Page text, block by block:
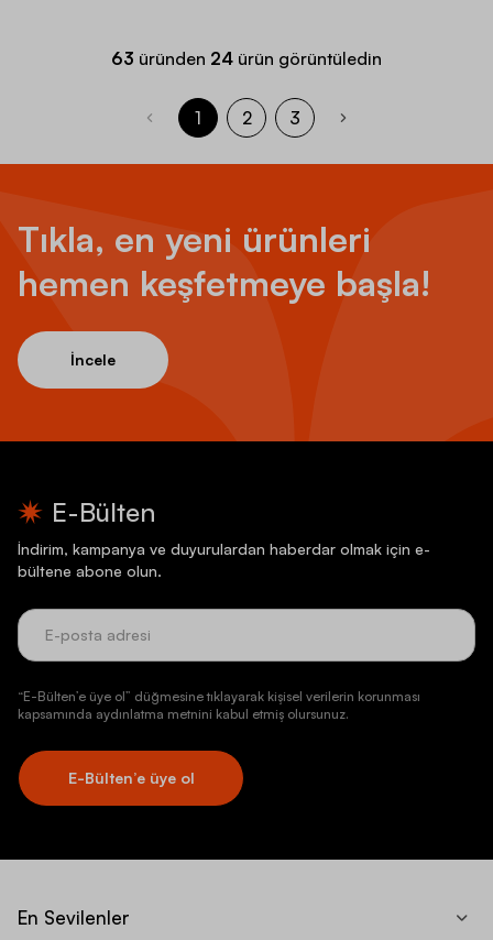
63 üründen 24 ürün görüntüledin
1 2 3
Tıkla, en yeni ürünleri
hemen keşfetmeye başla!
İncele
E-Bülten
İndirim, kampanya ve duyurulardan haberdar olmak için e-
bültene abone olun.
“E-Bülten’e üye ol” düğmesine tıklayarak kişisel verilerin korunması
kapsamında aydınlatma metnini kabul etmiş olursunuz.
E-Bülten’e üye ol
En Sevilenler